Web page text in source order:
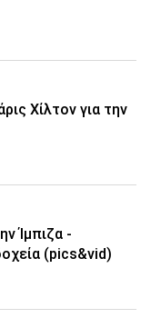
Χίλτον για την
Ίμπιζα -
(pics&vid)